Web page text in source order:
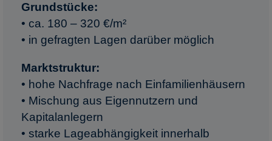
Grundstücke:
• ca. 180 – 320 €/m²
• in gefragten Lagen darüber möglich
Marktstruktur:
• hohe Nachfrage nach Einfamilienhäusern
• Mischung aus Eigennutzern und
Kapitalanlegern
• starke Lageabhängigkeit innerhalb